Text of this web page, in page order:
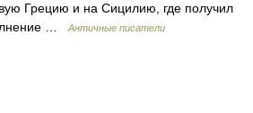
Грецию и на Сицилию, где получил
…
Античные писатели